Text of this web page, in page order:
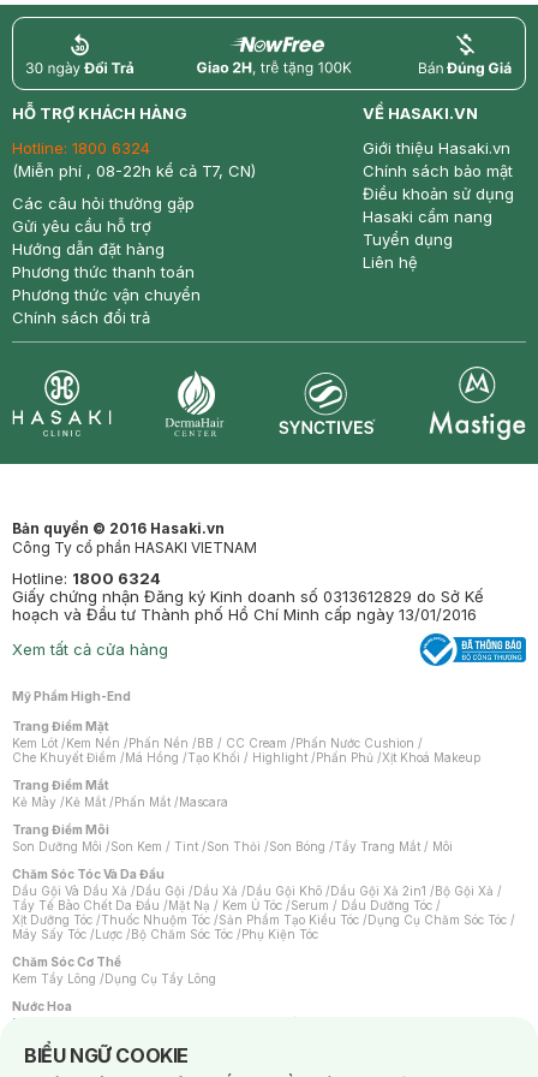
return nowfree price
HỖ TRỢ KHÁCH HÀNG
Hotline: 1800 6324
(Miễn phí , 08-22h kể cả T7, CN)
Các câu hỏi thường gặp
Gửi yêu cầu hỗ trợ
Hướng dẫn đặt hàng
Phương thức thanh toán
Phương thức vận chuyển
Chính sách đổi trả
VỀ HASAKI.VN
Giới thiệu Hasaki.vn
Chính sách bảo mật
Điều khoản sử dụng
Hasaki cẩm nang
Tuyển dụng
Liên hệ
Bản quyền © 2016 Hasaki.vn
Công Ty cổ phần HASAKI VIETNAM
Hotline: 1800 6324
Giấy chứng nhận Đăng ký Kinh doanh số 0313612829 do Sở Kế
hoạch và Đầu tư Thành phố Hồ Chí Minh cấp ngày 13/01/2016
Xem tất cả cửa hàng
Mỹ Phẩm High-End
Trang Điểm Mặt
Kem Lót /Kem Nền /Phấn Nền /BB / CC Cream /Phấn Nước Cushion /
Che Khuyết Điểm /Má Hồng /Tạo Khối / Highlight /Phấn Phủ /Xịt Khoá Makeup
Trang Điểm Mắt
Kẻ Mày /Kẻ Mắt /Phấn Mắt /Mascara
Trang Điểm Môi
Son Dưỡng Môi /Son Kem / Tint /Son Thỏi /Son Bóng /Tẩy Trang Mắt / Môi
Chăm Sóc Tóc Và Da Đầu
Dầu Gội Và Dầu Xả /Dầu Gội /Dầu Xả /Dầu Gội Khô /Dầu Gội Xả 2in1 /Bộ Gội Xả /
Tẩy Tế Bào Chết Da Đầu /Mặt Nạ / Kem Ủ Tóc /Serum / Dầu Dưỡng Tóc /
Xịt Dưỡng Tóc /Thuốc Nhuộm Tóc /Sản Phẩm Tạo Kiểu Tóc /Dụng Cụ Chăm Sóc Tóc /
Máy Sấy Tóc /Lược /Bộ Chăm Sóc Tóc /Phụ Kiện Tóc
Chăm Sóc Cơ Thể
Kem Tẩy Lông /Dụng Cụ Tẩy Lông
Nước Hoa
Nước Hoa Nữ
Chăm Sóc Cá Nhân
BIỂU NGỮ COOKIE
Notice about cookies usage